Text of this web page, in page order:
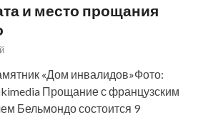
и место прощания
«Дом инвалидов»Фото:
Прощание с французским
Бельмондо состоится 9